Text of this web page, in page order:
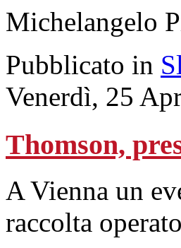
Michelangelo
Pubblicato in
Venerdì, 25
Thomson,
A Vienna un
raccolta